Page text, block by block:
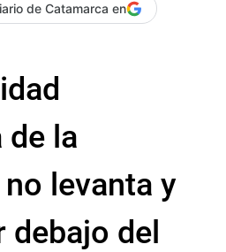
de Catamarca en
de la
levanta y
del